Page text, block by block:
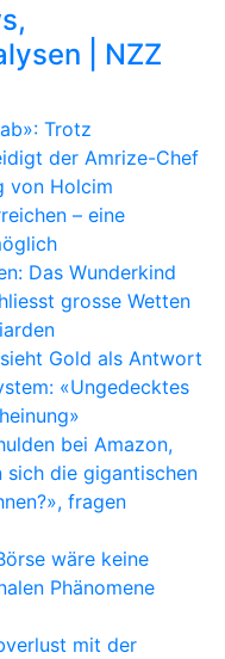
| NZZ
Trotz
der Amrize-Chef
von Holcim
– eine
Das Wunderkind
grosse Wetten
Gold als Antwort
«Ungedecktes
bei Amazon,
sich die gigantischen
fragen
wäre keine
Phänomene
mit der